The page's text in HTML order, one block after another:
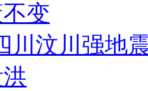
变
川汶川强地